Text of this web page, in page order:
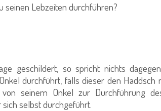
seinen Lebzeiten durchführen?
geschildert, so spricht nichts
durchführt, falls dieser den Haddsch
seinem Onkel zur Durchführung
selbst durchgeführt.